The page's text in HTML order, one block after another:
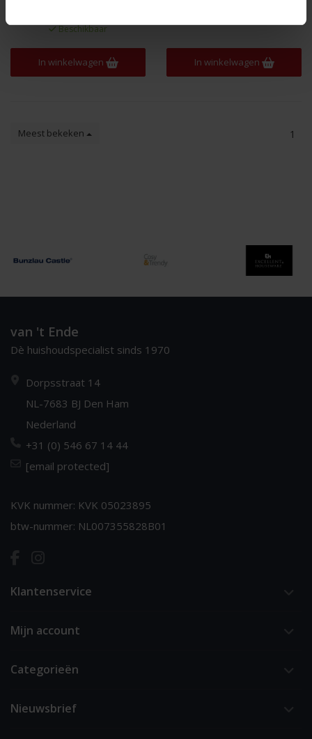
Beschikbaar
In winkelwagen In winkelwagen
Meest bekeken 1
van 't Ende
Dè huishoudspecialist sinds 1970
Dorpsstraat 14
NL-7683 BJ Den Ham
Nederland
+31 (0) 546 67 14 44
[email protected]
KVK nummer: KVK 05023895
btw-nummer: NL007355828B01
Klantenservice
Mijn account
Categorieën
Nieuwsbrief